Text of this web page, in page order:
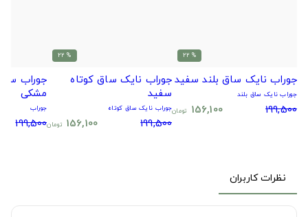
% 22
جوراب نایک ساق بلند سفید
جوراب نایک ساق بلند
199,500
156,100 تومان
% 22
جوراب نایک ساق کوتاه
سفید
جوراب نایک ساق کوتاه
199,500
156,100 تومان
جوراب
مشکی
جوراب
199,500
نظرات کاربران